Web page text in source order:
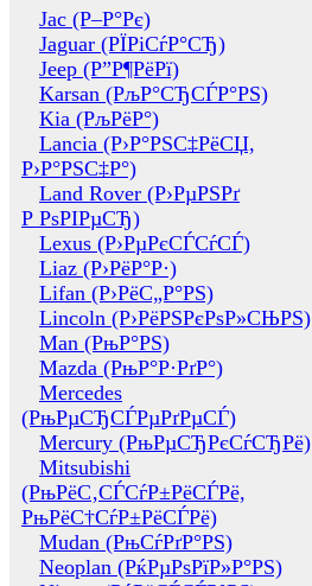
Jac (Р–Р°Рє)
Jaguar (РЇРіСѓР°СЂ)
Jeep (Р”Р¶РёРї)
Karsan (РљР°СЂСЃР°РЅ)
Kia (РљРёР°)
Lancia (Р›Р°РЅС‡РёСЏ,
Р›Р°РЅС‡Р°)
Land Rover (Р›РµРЅРґ
Р РѕРІРµСЂ)
Lexus (Р›РµРєСЃСѓСЃ)
Liaz (Р›РёР°Р·)
Lifan (Р›РёС„Р°РЅ)
Lincoln (Р›РёРЅРєРѕР»СЊРЅ)
Man (РњР°РЅ)
Mazda (РњР°Р·РґР°)
Mercedes
(РњРµСЂСЃРµРґРµСЃ)
Mercury (РњРµСЂРєСѓСЂРё)
Mitsubishi
(РњРёС‚СЃСѓР±РёСЃРё,
РњРёС†СѓР±РёСЃРё)
Mudan (РњСѓРґР°РЅ)
Neoplan (РќРµРѕРїР»Р°РЅ)